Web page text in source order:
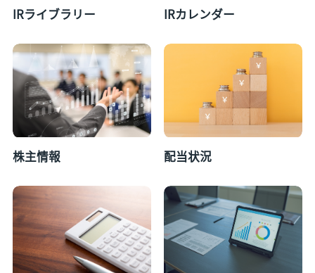
IRライブラリー IRカレンダー
株主情報 配当状況